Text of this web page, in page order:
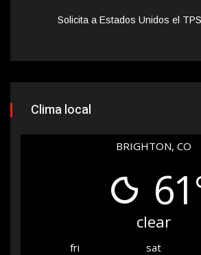
Solicita a Estados Unidos el
Clima local
BRIGHTON, CO
clear
fri sat